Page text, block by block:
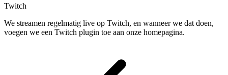
Twitch
We streamen regelmatig live op Twitch, en wanneer we dat doen,
voegen we een Twitch plugin toe aan onze homepagina.